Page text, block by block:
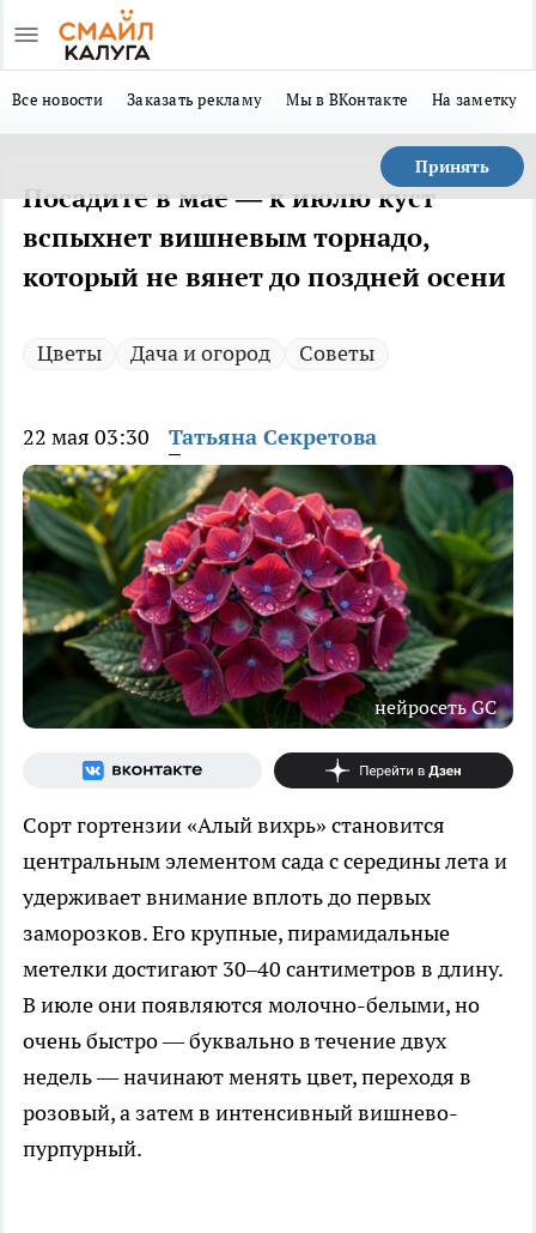
Все новости Заказать рекламу Мы в ВКонтакте На заметку
Принять
Посадите в мае — к июлю куст
вспыхнет вишневым торнадо,
который не вянет до поздней осени
Цветы Дача и огород Советы
22 мая 03:30 Татьяна Секретова
нейросеть GС
Сорт гортензии «Алый вихрь» становится
центральным элементом сада с середины лета и
удерживает внимание вплоть до первых
заморозков. Его крупные, пирамидальные
метелки достигают 30–40 сантиметров в длину.
В июле они появляются молочно-белыми, но
очень быстро — буквально в течение двух
недель — начинают менять цвет, переходя в
розовый, а затем в интенсивный вишнево-
пурпурный.